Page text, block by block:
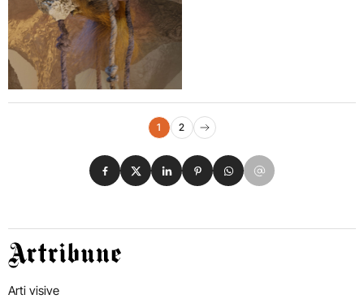
Navigazione eventi1 2
Pagina successiva
Condividi su Facebook
Condividi su X
Condividi su LinkedIn
Condividi su Pinterest
Condividi su WhatsApp
Condividi su Email
Artribune
Arti visive